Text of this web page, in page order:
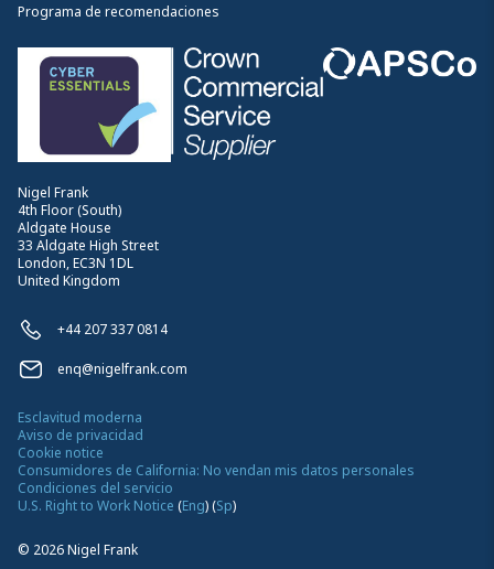
Nigel Frank
4th Floor (South)
Aldgate House
33 Aldgate High Street
London, EC3N 1DL
United Kingdom
+44 207 337 0814
enq@nigelfrank.com
Programa de recomendaciones
© 2026Nigel Frank
Esclavitud moderna
Aviso de privacidad
Cookie notice
Consumidores de California: No vendan mis datos personales
Condiciones del servicio
U.S. Right to Work Notice (Eng)(Sp)